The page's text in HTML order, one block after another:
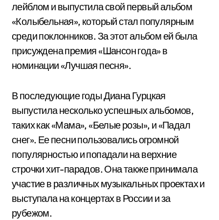
лейблом и выпустила свой первый альбом
«Колыбельная», который стал популярным
среди поклонников. За этот альбом ей была
присуждена премия «Шансон года» в
номинации «Лучшая песня».
В последующие годы Диана Гурцкая
выпустила несколько успешных альбомов,
таких как «Мама», «Белые розы», и «Падал
снег». Ее песни пользовались огромной
популярностью и попадали на верхние
строчки хит-парадов. Она также принимала
участие в различных музыкальных проектах и
выступала на концертах в России и за
рубежом.